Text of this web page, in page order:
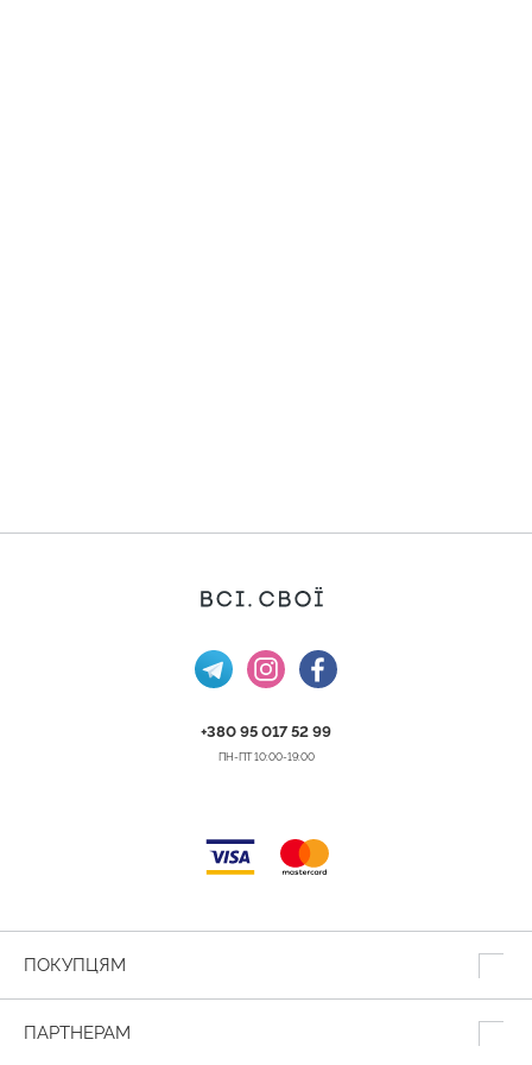
+380 95 017 52 99
ПН-ПТ 10:00-19:00
ПОКУПЦЯМ
ПАРТНЕРАМ